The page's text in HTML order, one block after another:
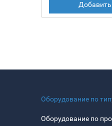
Добавить
Оборудование по
Оборудование по